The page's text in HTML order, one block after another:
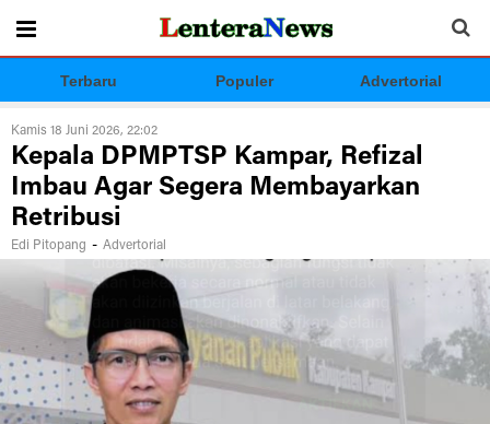
Terbaru Populer Advertorial
Kamis 18 Juni 2026, 22:02
Kepala DPMPTSP Kampar, Refizal
Imbau Agar Segera Membayarkan
Retribusi
Edi Pitopang - Advertorial